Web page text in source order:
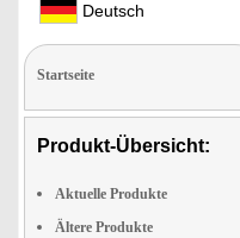
Deutsch
Startseite
Produkt-Übersicht:
Aktuelle Produkte
Ältere Produkte